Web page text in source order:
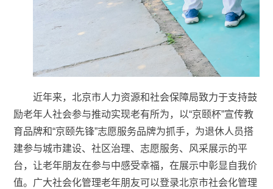
近年来，北京市人力资源和社会保障局致力于支持鼓
励老年人社会参与推动实现老有所为，以“京颐杯”宣传教
育品牌和“京颐先锋”志愿服务品牌为抓手，为退休人员搭
建参与城市建设、社区治理、志愿服务、风采展示的平
台，让老年朋友在参与中感受幸福，在展示中彰显自我价
值。广大社会化管理老年朋友可以登录北京市社会化管理